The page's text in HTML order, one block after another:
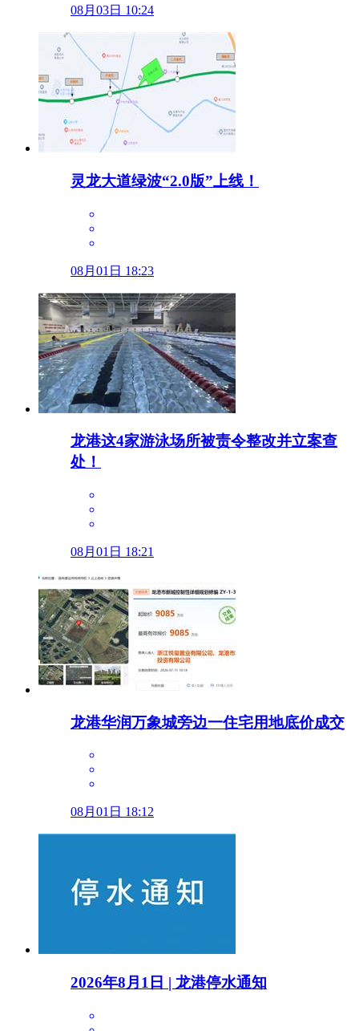
08月03日 10:24
灵龙大道绿波“2.0版”上线！
08月01日 18:23
龙港这4家游泳场所被责令整改并立案查
处！
08月01日 18:21
龙港华润万象城旁边一住宅用地底价成交
08月01日 18:12
2026年8月1日 | 龙港停水通知